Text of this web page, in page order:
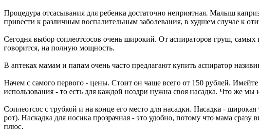
Процедура отсасывания для ребенка достаточно неприятная. Малыш
привести к различным воспалительным заболевания, в худшем случае к
Сегодня выбор соплеотсосов очень широкий. От аспираторов груш, самых
говорится, на полную мощность.
В аптеках мамам и папам очень часто предлагают купить аспиратор
Начем с самого первого - цены. Стоит он чаще всего от 150 рублей.
использования - то есть для каждой ноздри нужна своя насадка. Что же мы
Соплеотсос с трубкой и на конце его место для насадки. Насадка -
рот). Наскадка для носика прозрачная - это удобно, потому что мама
плюс.